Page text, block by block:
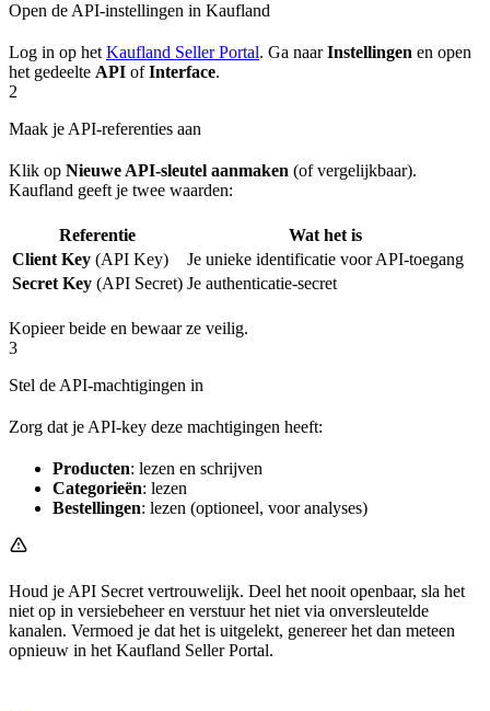
Open de API-instellingen in Kaufland
Log in op hetKaufland Seller Portal. Ga naarInstellingen en open
het gedeelte API ofInterface.
2
Maak je API-referenties aan
Klik op Nieuwe API-sleutel aanmaken (of vergelijkbaar).
Kaufland geeft je twee waarden:
Referentie
Wat het is
Client Key (API Key)
Je unieke identificatie voor API-toegang
Secret Key (API Secret) Je authenticatie-secret
Kopieer beide en bewaar ze veilig.
3
Stel de API-machtigingen in
Zorg dat je API-key deze machtigingen heeft:
Producten: lezen en schrijven
Categorieën: lezen
Bestellingen: lezen (optioneel, voor analyses)
Houd je API Secret vertrouwelijk. Deel het nooit openbaar, sla het
niet op in versiebeheer en verstuur het niet via onversleutelde
kanalen. Vermoed je dat het is uitgelekt, genereer het dan meteen
opnieuw in het Kaufland Seller Portal.